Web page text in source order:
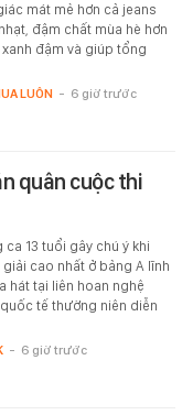
mát mẻ hơn cả jeans
đậm chất mùa hè hơn
xanh đậm và giúp tổng
LUÔN - 6 giờ trước
quân cuộc thi
ca 13 tuổi gây chú ý khi
giải cao nhất ở bảng A lĩnh
hát tại liên hoan nghệ
tế thường niên diễn
- 6 giờ trước